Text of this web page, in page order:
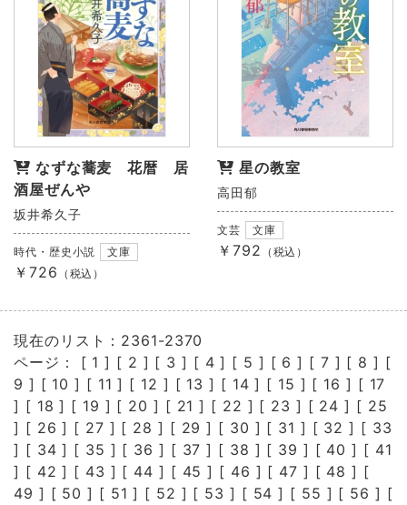
なずな蕎麦 花暦 居
酒屋ぜんや
坂井希久子
時代・歴史小説 文庫
￥726 （税込）
星の教室
高田郁
文芸 文庫
￥792 （税込）
現在のリスト：2361-2370
ページ： [ 1 ] [ 2 ] [ 3 ] [ 4 ] [ 5 ] [ 6 ] [ 7 ] [ 8 ] [
9 ] [ 10 ] [ 11 ] [ 12 ] [ 13 ] [ 14 ] [ 15 ] [ 16 ] [ 17
] [ 18 ] [ 19 ] [ 20 ] [ 21 ] [ 22 ] [ 23 ] [ 24 ] [ 25
] [ 26 ] [ 27 ] [ 28 ] [ 29 ] [ 30 ] [ 31 ] [ 32 ] [ 33
] [ 34 ] [ 35 ] [ 36 ] [ 37 ] [ 38 ] [ 39 ] [ 40 ] [ 41
] [ 42 ] [ 43 ] [ 44 ] [ 45 ] [ 46 ] [ 47 ] [ 48 ] [
49 ] [ 50 ] [ 51 ] [ 52 ] [ 53 ] [ 54 ] [ 55 ] [ 56 ] [